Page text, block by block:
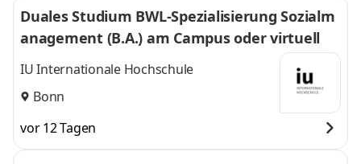
Duales Studium BWL-Spezialisierung Sozialm
anagement (B.A.) am Campus oder virtuell
IU Internationale Hochschule
Bonn
vor 12 Tagen